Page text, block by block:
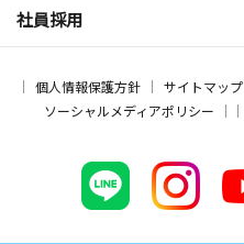
社員採用
個人情報保護方針 サイトマップ
ソーシャルメディアポリシー